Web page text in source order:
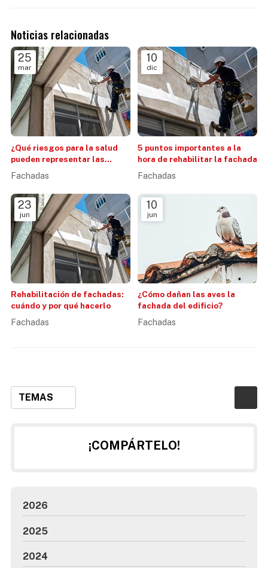
TEMAS
Noticias relacionadas
25
mar
¿Qué riesgos para la salud
pueden representar las
grietas en las fachadas?
Fachadas
10
dic
5 puntos importantes a la
hora de rehabilitar la fachada
Fachadas
23
jun
Rehabilitación de fachadas:
cuándo y por qué hacerlo
Fachadas
10
jun
¿Cómo dañan las aves la
fachada del edificio?
Fachadas
¡COMPÁRTELO!
2026
2025
2024